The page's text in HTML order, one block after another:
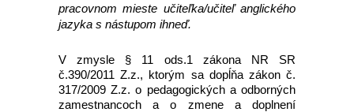
pracovnom mieste učiteľka/učiteľ anglického
jazyka s nástupom ihneď.
V zmysle § 11 ods.1 zákona NR SR
č.390/2011 Z.z., ktorým sa dopĺňa zákon č.
317/2009 Z.z. o pedagogických a odborných
zamestnancoch a o zmene a doplnení